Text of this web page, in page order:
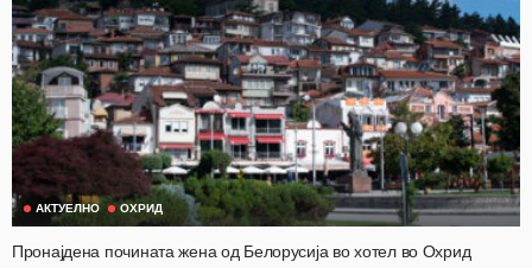
АКТУЕЛНО ОХРИД
Пронајдена почината жена од Белорусија во хотел во Охрид